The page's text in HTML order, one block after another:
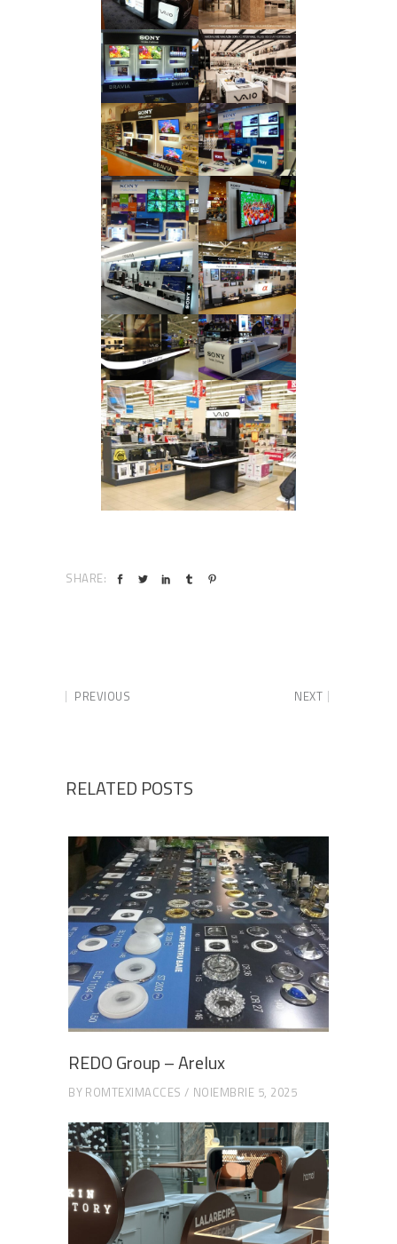
SHARE:
PREVIOUS NEXT
RELATED POSTS
REDO Group – Arelux
BY ROMTEXIMACCES NOIEMBRIE 5, 2025